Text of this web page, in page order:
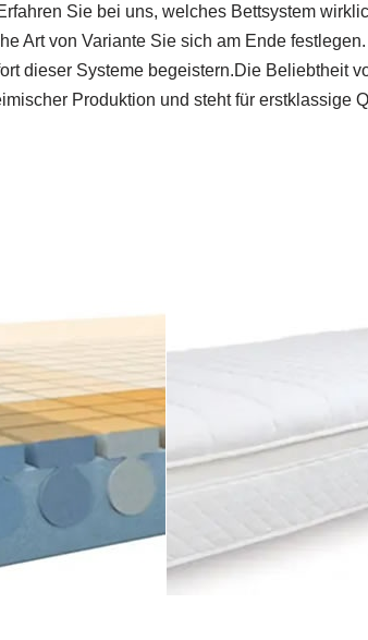
Sie bei uns, welches Bettsystem
Art von Variante Sie sich am Ende
dieser Systeme begeistern.Die Beliebtheit
Produktion und steht für erstklassige